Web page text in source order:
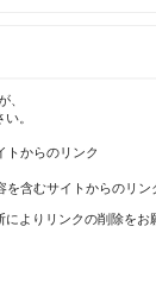
、
。
トからのリンク
を含むサイトからのリン
によりリンクの削除をお